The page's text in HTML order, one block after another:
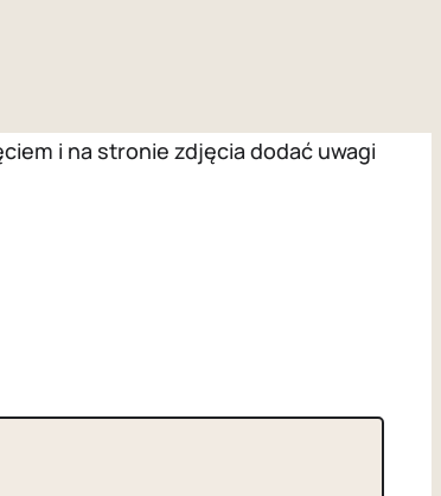
i na stronie zdjęcia dodać uwagi